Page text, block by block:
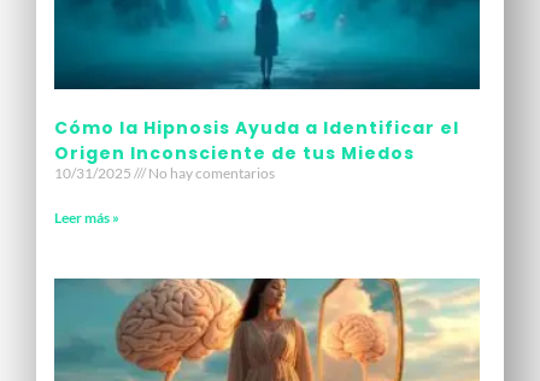
Cómo la Hipnosis Ayuda a Identificar el
Origen Inconsciente de tus Miedos
10/31/2025 No hay comentarios
Leer más »